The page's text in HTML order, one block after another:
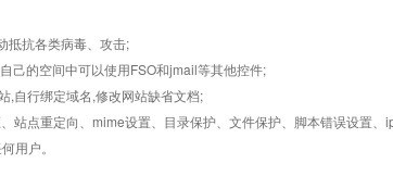
抵抗各类病毒、攻击;
己的空间中可以使用FSO和jmail等其他控件;
,自行绑定域名,修改网站缺省文档;
站点重定向、mime设置、目录保护、文件保护、脚本错误设置
用户。